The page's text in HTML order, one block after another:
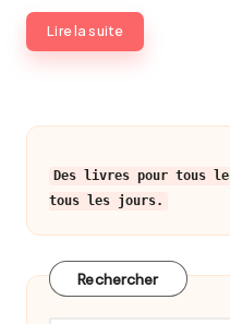
Lire la suite
Des livres pour tous
tous les jours.
Rechercher